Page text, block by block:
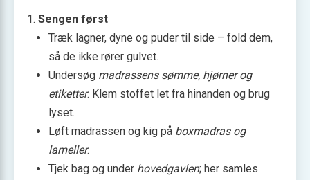
Sengen først
Træk lagner, dyne og puder til side – fold dem,
så de ikke rører gulvet.
Undersøg madrassens sømme, hjørner og
etiketter. Klem stoffet let fra hinanden og brug
lyset.
Løft madrassen og kig på boxmadras og
lameller.
Tjek bag og under hovedgavlen; her samles